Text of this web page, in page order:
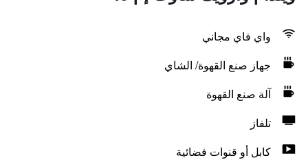
واي فاي مجاني
جهاز صنع القهوة/ الشاي
آلة صنع القهوة
تلفاز
كابل أو قنوات فضائية